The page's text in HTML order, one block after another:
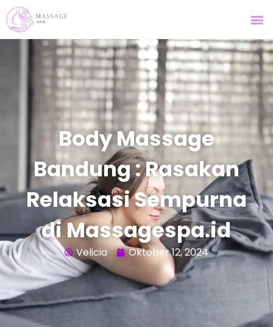
Body Massage
Bandung : Rasakan
Relaksasi Sempurna
di Massagespa.id
Velicia Oktober 12, 2024